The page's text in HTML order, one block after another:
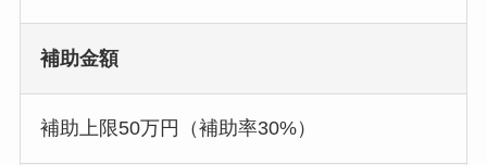
補助金額
補助上限50万円（補助率30%）